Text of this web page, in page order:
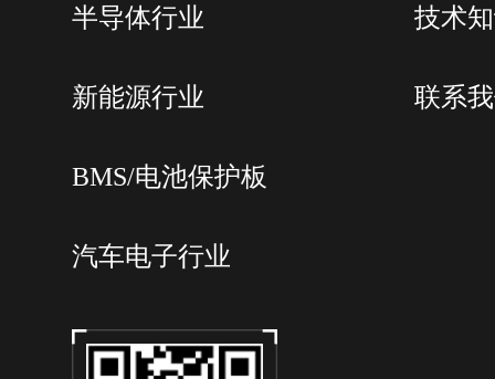
半导体行业
新能源行业
BMS/电池保护板
汽车电子行业
技术
联系